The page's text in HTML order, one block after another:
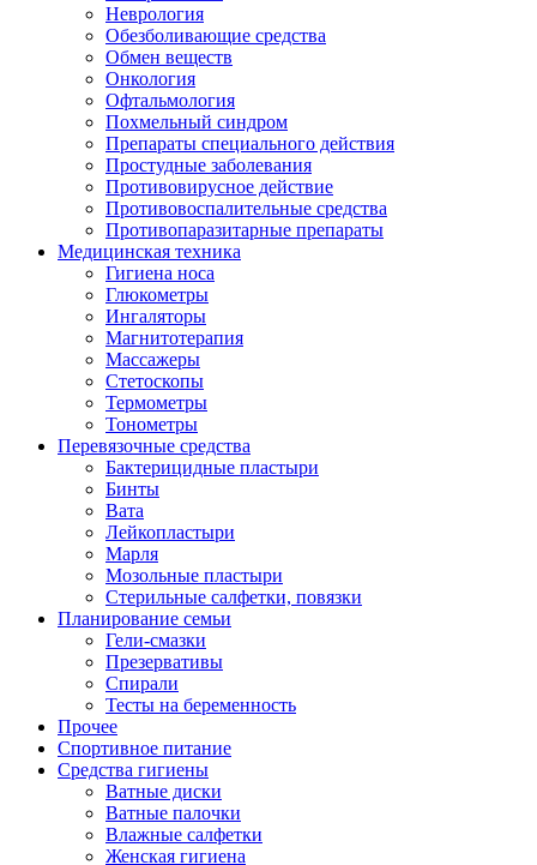
Неврология
Обезболивающие средства
Обмен веществ
Онкология
Офтальмология
Похмельный синдром
Препараты специального действия
Простудные заболевания
Противовирусное действие
Противовоспалительные средства
Противопаразитарные препараты
Медицинская техника
Гигиена носа
Глюкометры
Ингаляторы
Магнитотерапия
Массажеры
Стетоскопы
Термометры
Тонометры
Перевязочные средства
Бактерицидные пластыри
Бинты
Вата
Лейкопластыри
Марля
Мозольные пластыри
Стерильные салфетки, повязки
Планирование семьи
Гели-смазки
Презервативы
Спирали
Тесты на беременность
Прочее
Спортивное питание
Средства гигиены
Ватные диски
Ватные палочки
Влажные салфетки
Женская гигиена